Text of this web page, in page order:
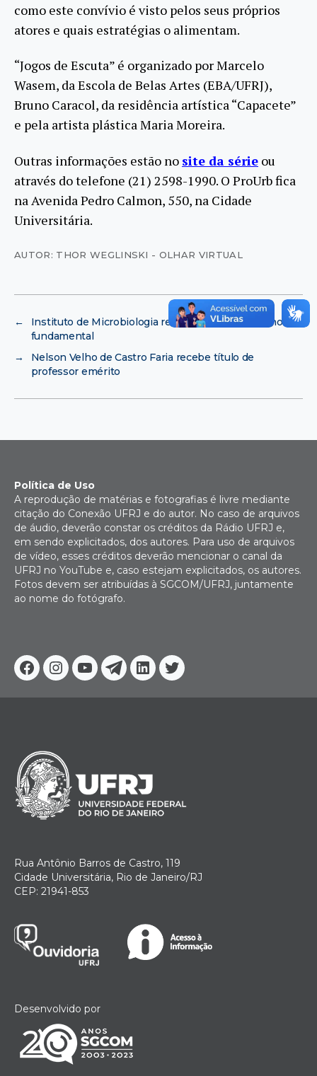
como este convívio é visto pelos seus próprios
atores e quais estratégias o alimentam.
“Jogos de Escuta” é organizado por Marcelo
Wasem, da Escola de Belas Artes (EBA/UFRJ),
Bruno Caracol, da residência artística “Capacete”
e pela artista plástica Maria Moreira.
Outras informações estão no site da série ou
através do telefone (21) 2598-1990. O ProUrb fica
na Avenida Pedro Calmon, 550, na Cidade
Universitária.
AUTOR: THOR WEGLINSKI - OLHAR VIRTUAL
←
Instituto de Microbiologia recebe alunos do ensino
fundamental
→
Nelson Velho de Castro Faria recebe título de
professor emérito
Facebook
Instagram
YoutubeTelegram
Linkedin
Twitter
Política de Uso
A reprodução de matérias e fotografias é livre mediante
citação do Conexão UFRJ e do autor. No caso de arquivos
de áudio, deverão constar os créditos da Rádio UFRJ e,
em sendo explicitados, dos autores. Para uso de arquivos
de vídeo, esses créditos deverão mencionar o canal da
UFRJ no YouTube e, caso estejam explicitados, os autores.
Fotos devem ser atribuídas à SGCOM/UFRJ, juntamente
ao nome do fotógrafo.
Rua Antônio Barros de Castro, 119
Cidade Universitária, Rio de Janeiro/RJ
CEP: 21941-853
Desenvolvido por